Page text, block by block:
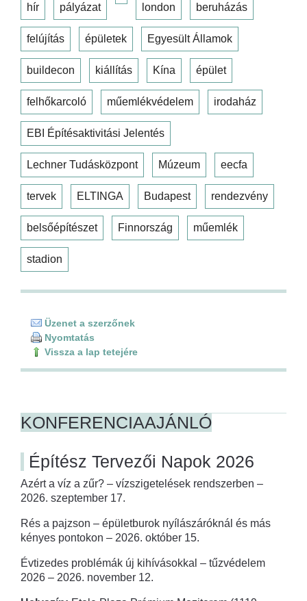
hír pályázat london beruházás
felújítás épületek Egyesült Államok
buildecon kiállítás Kína épület
felhőkarcoló műemlékvédelem irodaház
EBI Építésaktivitási Jelentés
Lechner Tudásközpont Múzeum eecfa
tervek ELTINGA Budapest rendezvény
belsőépítészet Finnország műemlék
stadion
Üzenet a szerzőnek
Nyomtatás
Vissza a lap tetejére
KONFERENCIAAJÁNLÓ
Építész Tervezői Napok 2026
Azért a víz a zűr? – vízszigetelések rendszerben –
2026. szeptember 17.
Rés a pajzson – épületburok nyílászáróknál és más
kényes pontokon – 2026. október 15.
Évtizedes problémák új kihívásokkal – tűzvédelem
2026 – 2026. november 12.